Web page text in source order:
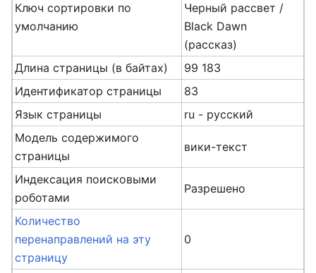
Ключ сортировки по
умолчанию
Черный рассвет /
Black Dawn
(рассказ)
Длина страницы (в байтах)
99 183
Идентификатор страницы
83
Язык страницы
ru - русский
Модель содержимого
страницы
вики-текст
Индексация поисковыми
роботами
Разрешено
Количество
перенаправлений на эту
страницу
0